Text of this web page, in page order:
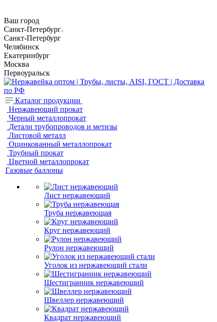
Ваш город
Санкт-Петербург
Санкт-Петербург
Челябинск
Екатеринбург
Москва
Первоуральск
Каталог продукции
Нержавеющий прокат
Черный металлопрокат
Детали трубопроводов и метизы
Листовой металл
Оцинкованный металлопрокат
Трубный прокат
Цветной металлопрокат
Газовые баллоны
Лист нержавеющий
Труба нержавеющая
Круг нержавеющий
Рулон нержавеющий
Уголок из нержавеющий стали
Шестигранник нержавеющий
Швеллер нержавеющий
Квадрат нержавеющий